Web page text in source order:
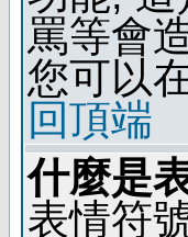
罵等會
您可以
回頂端
什麼是
表情符